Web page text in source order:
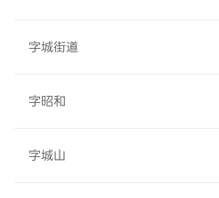
字城街道
字昭和
字城山